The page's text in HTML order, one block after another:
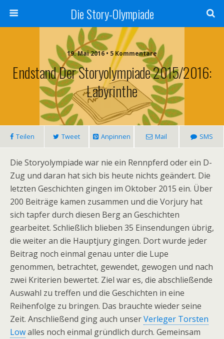
Die Story-Olympiade
19. Mai 2016 • 5 Kommentare
Endstand Der Storyolympiade 2015/2016:
Labyrinthe
Teilen Tweet Anpinnen Mail SMS
Die Storyolympiade war nie ein Rennpferd oder ein D-
Zug und daran hat sich bis heute nichts geändert. Die
letzten Geschichten gingen im Oktober 2015 ein. Über
200 Beiträge kamen zusammen und die Vorjury hat
sich tapfer durch diesen Berg an Geschichten
gearbeitet. Schließlich blieben 35 Einsendungen übrig,
die weiter an die Hauptjury gingen. Dort wurde jeder
Beitrag noch einmal genau unter die Lupe
genommen, betrachtet, gewendet, gewogen und nach
zwei Kriterien bewertet. Ziel war es, die abschließende
Auswahl zu treffen und die Geschichten in eine
Reihenfolge zu bringen. Das brauchte wieder seine
Zeit. Anschließend ging auch unserVerleger Torsten
Lowalles noch einmal gründlich durch. Gemeinsam